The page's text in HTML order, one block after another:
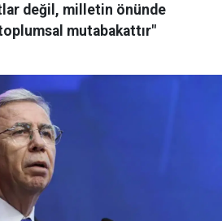
değil, milletin önünde
mutabakattır"